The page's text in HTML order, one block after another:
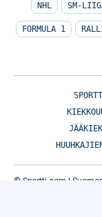
NHL SM-
FORMULA 1
© Sportti.com |